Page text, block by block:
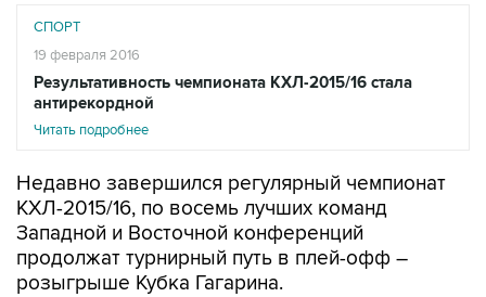
СПОРТ
19 февраля 2016
Результативность чемпионата КХЛ-2015/16 стала
антирекордной
Читать подробнее
Недавно завершился регулярный чемпионат
КХЛ-2015/16, по восемь лучших команд
Западной и Восточной конференций
продолжат турнирный путь в плей-офф –
розыгрыше Кубка Гагарина.